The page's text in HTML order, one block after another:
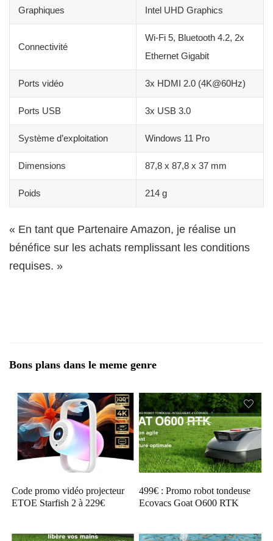
Graphiques Intel UHD Graphics
Connectivité
Wi-Fi 5, Bluetooth 4.2, 2x
Ethernet Gigabit
Ports vidéo 3x HDMI 2.0 (4K@60Hz)
Ports USB 3x USB 3.0
Système d’exploitation Windows 11 Pro
Dimensions 87,8 x 87,8 x 37 mm
Poids 214 g
« En tant que Partenaire Amazon, je réalise un
bénéfice sur les achats remplissant les conditions
requises. »
Bons plans dans le meme genre
Code promo vidéo projecteur
ETOE Starfish 2 à 229€
499€ : Promo robot tondeuse
Ecovacs Goat O600 RTK